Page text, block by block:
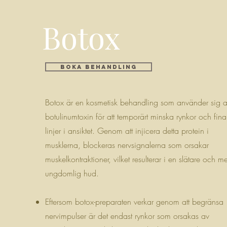
Botox
BOKA BEHANDLING
Botox är en kosmetisk behandling som använder sig
botulinumtoxin för att temporärt minska rynkor och fina
linjer i ansiktet. Genom att injicera detta protein i
musklerna, blockeras nervsignalerna som orsakar
muskelkontraktioner, vilket resulterar i en slätare och
ungdomlig hud.
Eftersom botox-preparaten verkar genom att begränsa
nervimpulser är det endast rynkor som orsakas av